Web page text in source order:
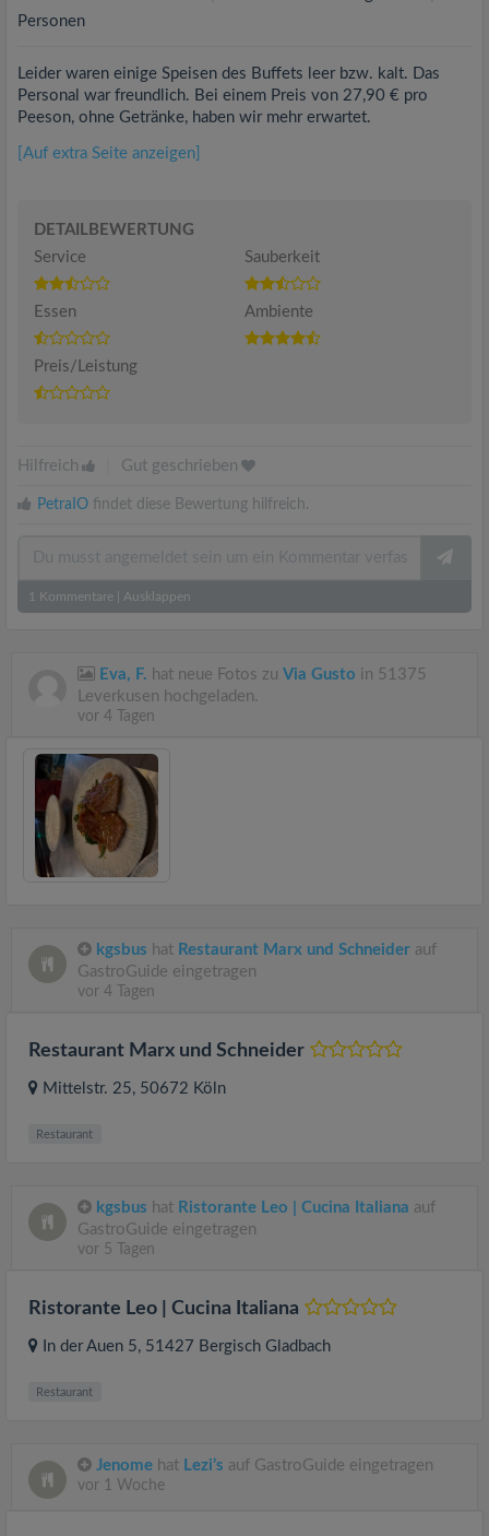
Personen
Leider waren einige Speisen des Buffets leer bzw. kalt. Das
Personal war freundlich. Bei einem Preis von 27,90 € pro
Peeson, ohne Getränke, haben wir mehr erwartet.
[Auf extra Seite anzeigen]
DETAILBEWERTUNG
Service
Sauberkeit
Essen Ambiente
Preis/Leistung
Hilfreich Gut geschrieben
PetraIO findet diese Bewertung hilfreich.
1 Kommentare Ausklappen
Eva, F. hat neue Fotos zu Via Gusto in 51375
Leverkusen hochgeladen.
vor 4 Tagen
kgsbus hat Restaurant Marx und Schneider auf
GastroGuide eingetragen
vor 4 Tagen
Restaurant Marx und Schneider
Mittelstr. 25, 50672 Köln
Restaurant
kgsbus hat Ristorante Leo | Cucina Italiana auf
GastroGuide eingetragen
vor 5 Tagen
Ristorante Leo | Cucina Italiana
In der Auen 5, 51427 Bergisch Gladbach
Restaurant
Jenome hat Lezi’s auf GastroGuide eingetragen
vor 1 Woche